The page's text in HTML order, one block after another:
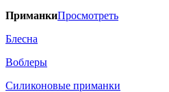
ПриманкиПросмотреть
Блесна
Воблеры
Силиконовые приманки